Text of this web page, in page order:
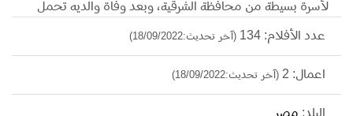
لأسرة بسيطة من محافظة الشرقية، وبعد وفاة والديه تحمل
مسئولية إخواته البنات، وكان مازال فى مراحل التعليم، وكان
من هواياته الكشافة ولعب كرة القدم والرحلات، وكان يتمنى
الإلتحاق بالكلية البحرية، ولكنه إلتحق بكلية الآداب جامعة
عدد الأفلام: 134 (آخر تحديث:18/09/2022)
اعمال: 2 (آخر تحديث:18/09/2022)